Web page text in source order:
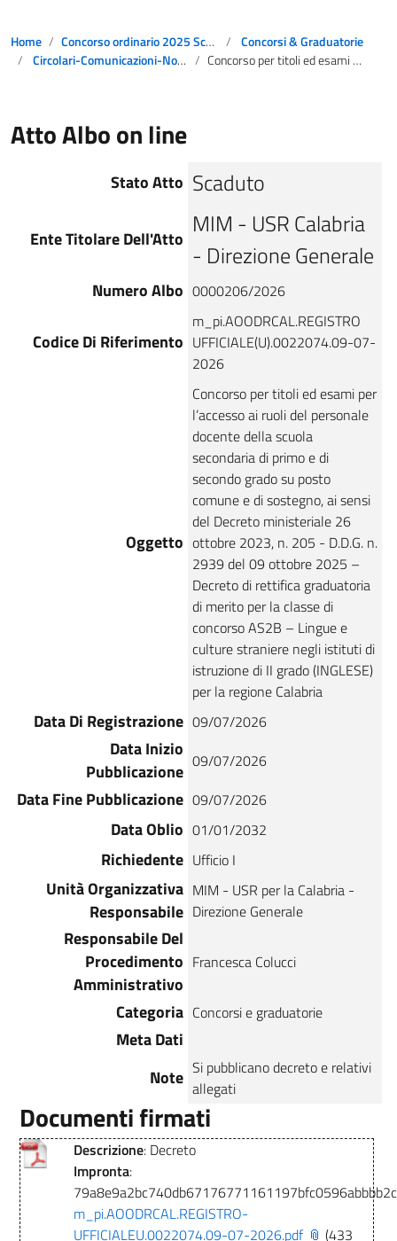
Home Concorso ordinario 2025 Scuola secondaria di primo e secondo grado PNRR3
Concorsi & Graduatorie
Circolari-Comunicazioni-Notizie
Concorso per titoli ed esami per l’accesso ai ruoli del personale docente della scuola secondaria di primo e di secondo grado su posto comune e di sostegno, ai sensi del Decreto ministeriale 26 ottobre 2023, n. 205 – D.D.G. n. 2939 del 09 ottobre 2025 – Decreto di rettifica graduatoria di merito per la classe di concorso AS2B – Lingue e culture straniere negli istituti di istruzione di II grado (INGLESE) per la regione Calabria
Atto Albo on line
Stato Atto Scaduto
Ente Titolare Dell'Atto MIM - USR Calabria
- Direzione Generale
Numero Albo 0000206/2026
Codice Di Riferimento
m_pi.AOODRCAL.REGISTRO
UFFICIALE(U).0022074.09-07-
2026
Oggetto
Concorso per titoli ed esami per
l’accesso ai ruoli del personale
docente della scuola
secondaria di primo e di
secondo grado su posto
comune e di sostegno, ai sensi
del Decreto ministeriale 26
ottobre 2023, n. 205 - D.D.G. n.
2939 del 09 ottobre 2025 –
Decreto di rettifica graduatoria
di merito per la classe di
concorso AS2B – Lingue e
culture straniere negli istituti di
istruzione di II grado (INGLESE)
per la regione Calabria
Data Di Registrazione 09/07/2026
Data Inizio
Pubblicazione 09/07/2026
Data Fine Pubblicazione 09/07/2026
Data Oblio 01/01/2032
Richiedente Ufficio I
Unità Organizzativa
Responsabile
MIM - USR per la Calabria -
Direzione Generale
Responsabile Del
Procedimento
Amministrativo
Francesca Colucci
Categoria Concorsi e graduatorie
Meta Dati
Note Si pubblicano decreto e relativi
allegati
Documenti firmati
Descrizione: Decreto
Impronta:
m_pi.AOODRCAL.REGISTRO-
UFFICIALEU.0022074.09-07-2026.pdf
(433